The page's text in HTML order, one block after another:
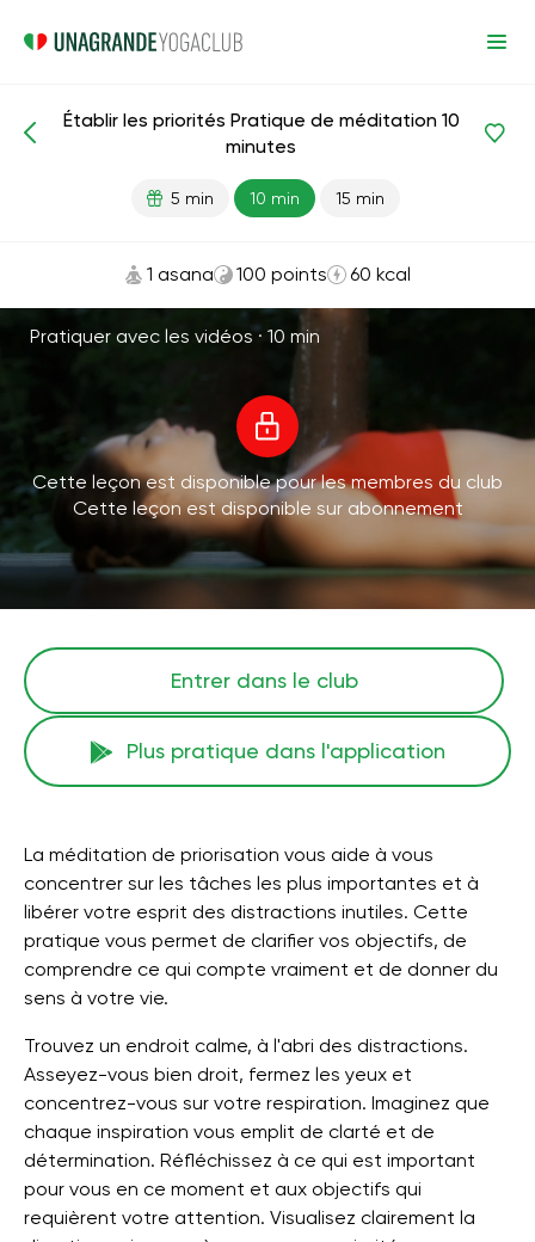
Méditations et respiration Priorités
Établir les priorités Pratique de méditation 10
minutes
5 min 10 min 15 min
1 asana 100 points 60 kcal
Pratiquer avec les vidéos · 10 min
Cette leçon est disponible pour les membres du club
Cette leçon est disponible sur abonnement
Entrer dans le club
Plus pratique dans l'application
La méditation de priorisation vous aide à vous
concentrer sur les tâches les plus importantes et à
libérer votre esprit des distractions inutiles. Cette
pratique vous permet de clarifier vos objectifs, de
comprendre ce qui compte vraiment et de donner du
sens à votre vie.
Trouvez un endroit calme, à l'abri des distractions.
Asseyez-vous bien droit, fermez les yeux et
concentrez-vous sur votre respiration. Imaginez que
chaque inspiration vous emplit de clarté et de
détermination. Réfléchissez à ce qui est important
pour vous en ce moment et aux objectifs qui
requièrent votre attention. Visualisez clairement la